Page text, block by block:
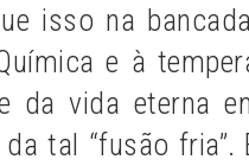
isso na
e à
da vida eterna
tal “fusão